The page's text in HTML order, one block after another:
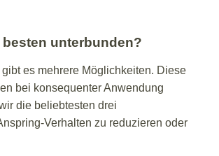
unterbunden?
es mehrere Möglichkeiten. Diese
bei konsequenter Anwendung
die beliebtesten drei
Verhalten zu reduzieren oder